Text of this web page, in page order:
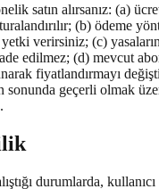
satın alırsanız: (a)
(b) ödeme
verirsiniz; (c)
edilmez; (d) mevcut
fiyatlandırmayı
sonunda geçerli olmak
durumlarda,